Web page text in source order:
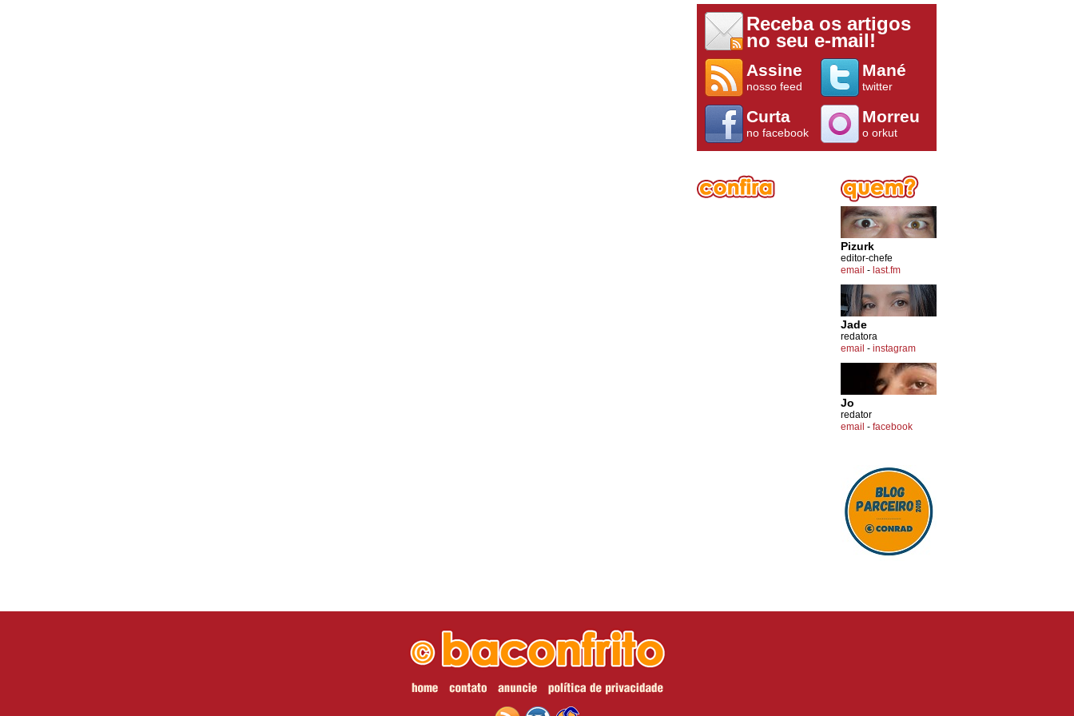
Receba os artigos
no seu e-mail!
Assine
nosso feed
Mané
twitter
Curta
no facebook
Morreu
o orkut
Pizurk
editor-chefe
email - last.fm
Jade
redatora
email - instagram
Jo
redator
email - facebook